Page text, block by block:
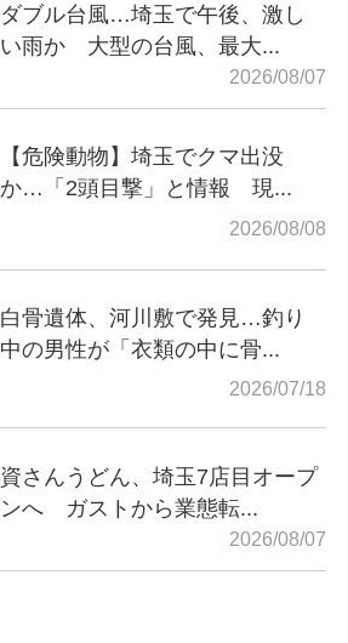
ダブル台風…埼玉で午後、激し
い雨か 大型の台風、最大...
2026/08/07
【危険動物】埼玉でクマ出没
か…「2頭目撃」と情報 現...
2026/08/08
白骨遺体、河川敷で発見…釣り
中の男性が「衣類の中に骨...
2026/07/18
資さんうどん、埼玉7店目オープ
ンへ ガストから業態転...
2026/08/07